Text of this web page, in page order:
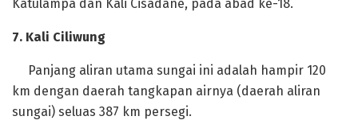
Katulampa dan Kali Cisadane, pada abad ke-18.
‎7. Kali Ciliwung
‎Panjang aliran utama sungai ini adalah hampir 120
km dengan daerah tangkapan airnya (daerah aliran
sungai) seluas 387 km persegi.